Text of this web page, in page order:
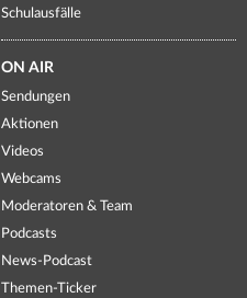
Schulausfälle
ON AIR
Sendungen
Aktionen
Videos
Webcams
Moderatoren & Team
Podcasts
News-Podcast
Themen-Ticker